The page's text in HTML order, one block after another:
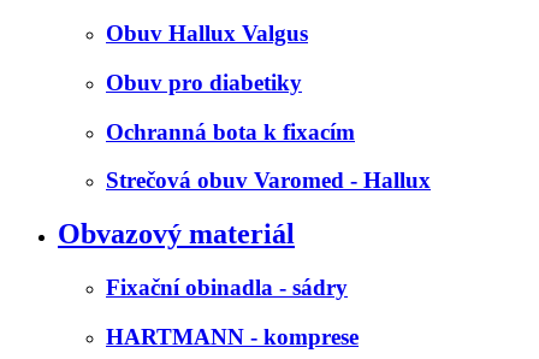
Obuv Hallux Valgus
Obuv pro diabetiky
Ochranná bota k fixacím
Strečová obuv Varomed - Hallux
Obvazový materiál
Fixační obinadla - sádry
HARTMANN - komprese